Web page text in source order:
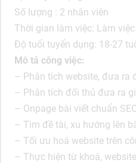
Số lượng : 2 nhân viên
Thời gian làm việc: Làm
Độ tuổi tuyển dụng: 18-27
Mô tả công việc:
– Phân tích website, đưa ra
– Phân tích đối thủ đưa ra
– Onpage bài viết chuẩn
– Tìm đề tài, xu hướng lên
– Tối ưu hoá website trên
– Thực hiện từ khoá,